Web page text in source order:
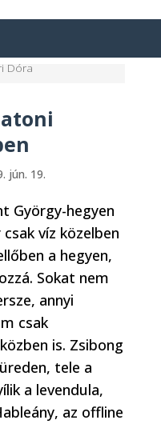
Dóra
jún. 19.
György-hegyen
víz közelben
a hegyen,
Sokat nem
annyi
csak
is. Zsibong
tele a
a levendula,
az offline